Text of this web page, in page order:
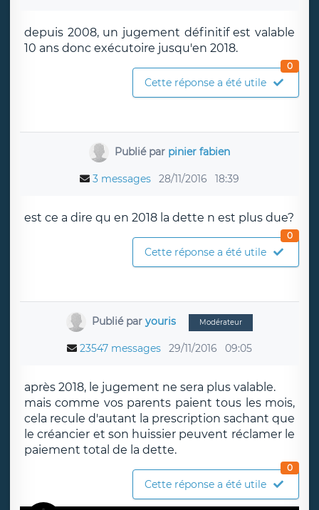
depuis 2008, un jugement définitif est valable
10 ans donc exécutoire jusqu'en 2018.
Cette réponse a été utile
0
Publié par pinier fabien
3 messages 28/11/2016 18:39
est ce a dire qu en 2018 la dette n est plus due?
Cette réponse a été utile
0
Publié par youris Modérateur
23547 messages 29/11/2016 09:05
après 2018, le jugement ne sera plus valable.
mais comme vos parents paient tous les mois,
cela recule d'autant la prescription sachant que
le créancier et son huissier peuvent réclamer le
paiement total de la dette.
Cette réponse a été utile
0